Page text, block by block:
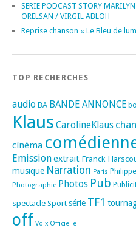
SERIE PODCAST STORY
ORELSAN / VIRGIL ABLOH
Reprise chanson « Le Bleu de
TOP RECHERCHES
audio BA BANDE ANNONCE
Klaus CarolineKlaus
cinéma
Emissionextrait Franck
musique Narration Paris
Photographie Photos Pub
spectacle Sport série TF1
off Voix Officielle